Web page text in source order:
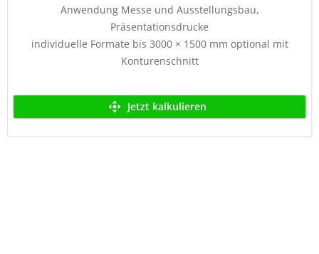
Anwendung Messe und Ausstellungsbau,
Präsentationsdrucke
individuelle Formate bis 3000 × 1500 mm optional mit
Konturenschnitt
Jetzt kalkulieren